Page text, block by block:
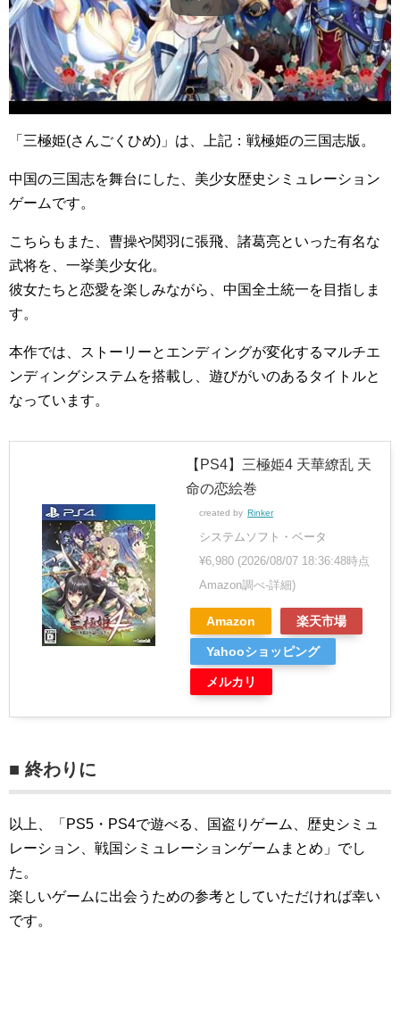
「三極姫(さんごくひめ)」は、上記：戦極姫の三国志版。
中国の三国志を舞台にした、美少女歴史シミュレーション
ゲームです。
こちらもまた、曹操や関羽に張飛、諸葛亮といった有名な
武将を、一挙美少女化。
彼女たちと恋愛を楽しみながら、中国全土統一を目指しま
す。
本作では、ストーリーとエンディングが変化するマルチエ
ンディングシステムを搭載し、遊びがいのあるタイトルと
なっています。
【PS4】三極姫4 天華繚乱 天
命の恋絵巻
created by Rinker
システムソフト・ベータ
¥6,980 (2026/08/07 18:36:48時点
Amazon調べ-詳細)
Amazon 楽天市場
Yahooショッピング
メルカリ
■ 終わりに
以上、「PS5・PS4で遊べる、国盗りゲーム、歴史シミュ
レーション、戦国シミュレーションゲームまとめ」でし
た。
楽しいゲームに出会うための参考としていただければ幸い
です。